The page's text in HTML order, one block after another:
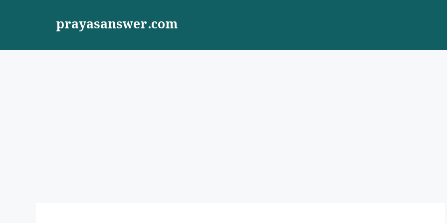
prayasanswer.com